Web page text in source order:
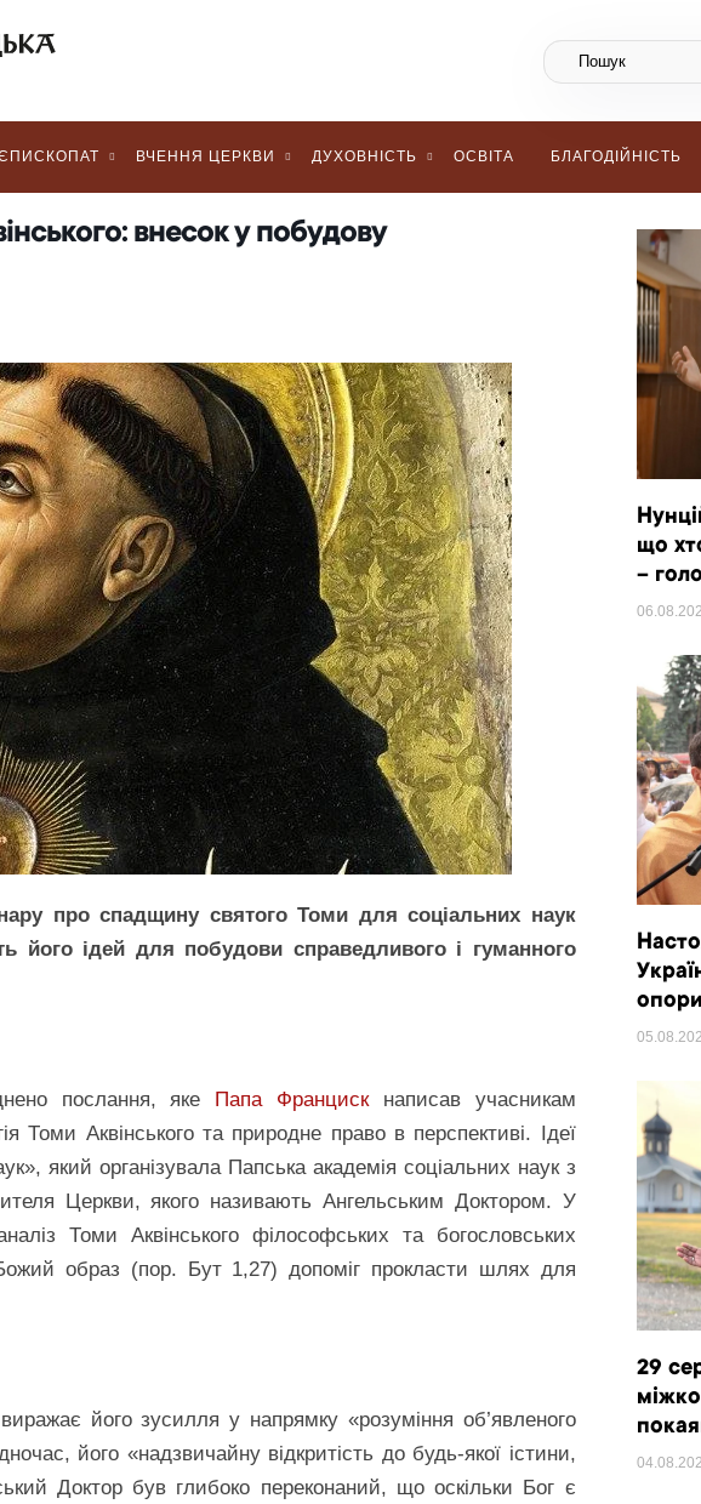
ВЧЕННЯ ЦЕРКВИ ДУХОВНІСТЬ ОСВІТА БЛАГОДІЙНІСТЬ
внесок у побудову
про спадщину святого Томи для соціальних наук
його ідей для побудови справедливого і гуманного
послання, яке Папа Францискнаписав учасникам
Томи Аквінського та природне право в перспективі. Ідеї
який організувала Папська академія соціальних наук з
Церкви, якого називають Ангельським Доктором. У
Томи Аквінського філософських та богословських
образ (пор. Бут 1,27) допоміг прокласти шлях для
його зусилля у напрямку «розуміння об’явленого
його «надзвичайну відкритість до будь-якої істини,
Доктор був глибоко переконаний, що оскільки Бог є
що
–
опори
29